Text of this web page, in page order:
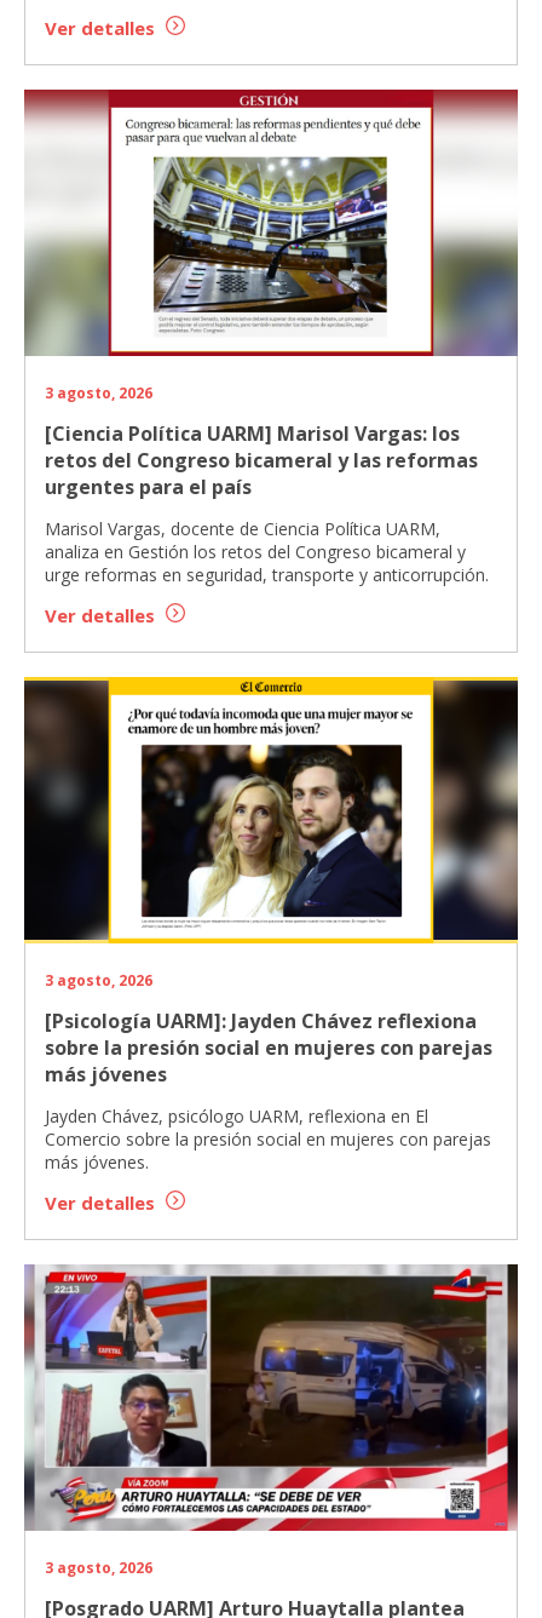
Ver detalles
3 agosto, 2026
[Ciencia Política UARM] Marisol Vargas: los
retos del Congreso bicameral y las reformas
urgentes para el país
Marisol Vargas, docente de Ciencia Política UARM,
analiza en Gestión los retos del Congreso bicameral y
urge reformas en seguridad, transporte y anticorrupción.
Ver detalles
3 agosto, 2026
[Psicología UARM]: Jayden Chávez reflexiona
sobre la presión social en mujeres con parejas
más jóvenes
Jayden Chávez, psicólogo UARM, reflexiona en El
Comercio sobre la presión social en mujeres con parejas
más jóvenes.
Ver detalles
3 agosto, 2026
[Posgrado UARM] Arturo Huaytalla plantea